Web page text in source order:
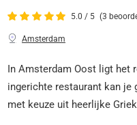
5.0 / 5 (3
Amsterdam
In Amsterdam Oost ligt het
ingerichte restaurant kan je
met keuze uit heerlijke